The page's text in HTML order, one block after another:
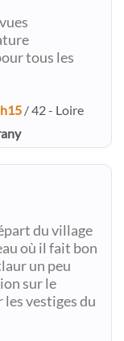
tous les
/ 42 - Loire
du village
où il fait bon
un peu
sur le
vestiges du